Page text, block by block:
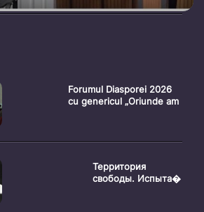
Forumul Diasporei 2026
cu genericul „Oriunde am
Территория
свободы. Испыта�